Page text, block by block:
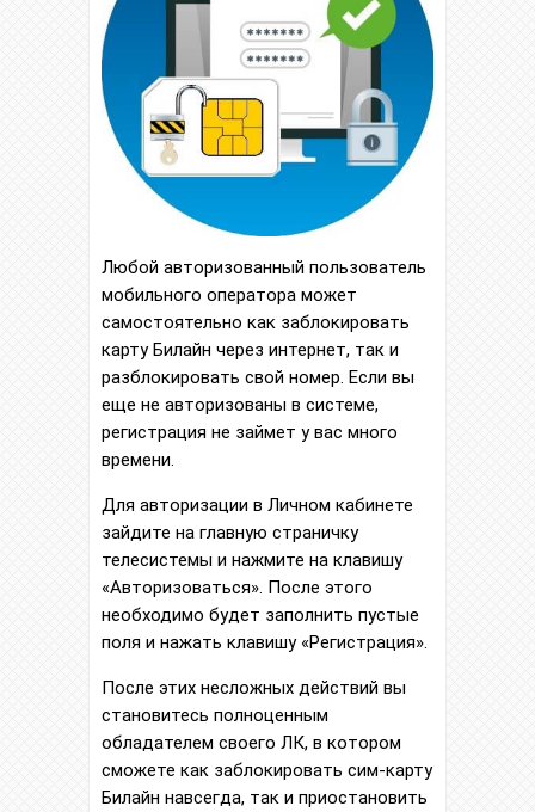
Любой авторизованный пользователь
мобильного оператора может
самостоятельно как заблокировать
карту Билайн через интернет, так и
разблокировать свой номер. Если вы
еще не авторизованы в системе,
регистрация не займет у вас много
времени.
Для авторизации в Личном кабинете
зайдите на главную страничку
телесистемы и нажмите на клавишу
«Авторизоваться». После этого
необходимо будет заполнить пустые
поля и нажать клавишу «Регистрация».
После этих несложных действий вы
становитесь полноценным
обладателем своего ЛК, в котором
сможете как заблокировать сим-карту
Билайн навсегда, так и приостановить